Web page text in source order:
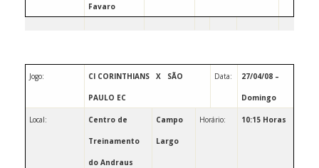
Favaro
Jogo: CI CORINTHIANS X SÃO
PAULO EC
Data: 27/04/08 –
Domingo
Local: Centro de
Treinamento
do Andraus
Campo
Largo
Horário: 10:15 Horas